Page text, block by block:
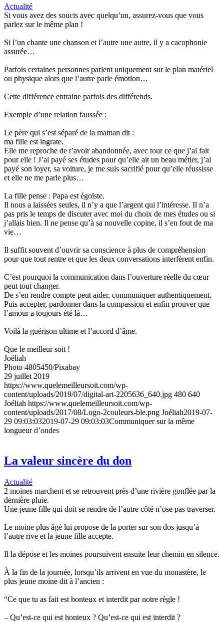
Actualité
Si vous avez des soucis avec quelqu’un, assurez-vous que vous
parlez sur le même plan !
Si l’un chante une chanson et l’autre une autre, il y a cacophonie
assurée…
Parfois certaines personnes parlent uniquement sur le plan matériel
ou physique alors que l’autre parle émotion…
Cette différence entraine parfois des différends.
Exemple d’une relation faussée :
Le père qui s’est séparé de la maman dit :
ma fille est ingrate.
Elle me reproche de t’avoir abandonnée, avec tour ce que j’ai fait
pour elle ! J’ai payé ses études pour qu’elle ait un beau métier, j’ai
payé son loyer, sa voiture, je me suis sacrifié pour qu’elle réussisse
et elle ne me parle plus…
La fille pense : Papa est égoïste.
Il nous a laissées seules, il n’y a que l’argent qui l’intéresse. Il n’a
pas pris le temps de discuter avec moi du choix de mes études ou si
j’allais bien. Il ne pense qu’à sa nouvelle copine, il s’en fout de ma
vie…
Il suffit souvent d’ouvrir sa conscience à plus de compréhension
pour que tout rentre et que les deux conversations interfèrent enfin.
C’est pourquoi la communication dans l’ouverture réelle du cœur
peut tout changer.
De s’en rendre compte peut aider, communiquer authentiquement.
Puis accepter, pardonner dans la compassion et enfin prouver que
l’amour a toujours été là…
Voilà la guérison ultime et l’accord d’âme.
Que le meilleur soit !
Joéliah
Photo 4805450/Pixabay
29 juillet 2019
https://www.quelemeilleursoit.com/wp-
content/uploads/2019/07/digital-art-2205636_640.jpg 480 640
Joéliah https://www.quelemeilleursoit.com/wp-
content/uploads/2017/08/Logo-2couleurs-ble.png Joéliah2019-07-
29 09:03:032019-07-29 09:03:03Communiquer sur la même
longueur d’ondes
La valeur sincère du don
Actualité
2 moines marchent et se retrouvent près d’une rivière gonflée par la
dernière pluie.
Une jeune fille qui doit se rendre de l’autre côté n’ose pas traverser.
Le moine plus âgé lui propose de la porter sur son dos jusqu’à
l’autre rive et la jeune fille accepte.
Il la dépose et les moines poursuivent ensuite leur chemin en silence.
À la fin de la journée, lorsqu’ils arrivent en vue du monastère, le
plus jeune moine dit à l’ancien :
“Ce que tu as fait est honteux et interdit par notre règle !
– Qu’est-ce qui est honteux ? Qu’est-ce qui est interdit ?